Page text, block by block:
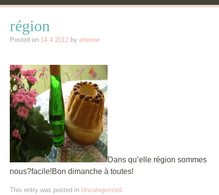
région
Posted on 14.4.2012 by etienne
Dans qu’elle région sommes
nous?facile!Bon dimanche à toutes!
This entry was posted in Uncategorized .